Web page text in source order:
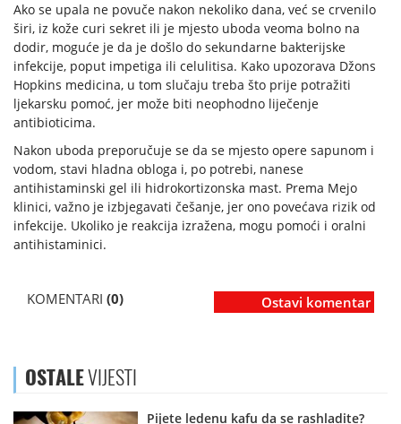
Ako se upala ne povuče nakon nekoliko dana, već se crvenilo
širi, iz kože curi sekret ili je mjesto uboda veoma bolno na
dodir, moguće je da je došlo do sekundarne bakterijske
infekcije, poput impetiga ili celulitisa. Kako upozorava Džons
Hopkins medicina, u tom slučaju treba što prije potražiti
ljekarsku pomoć, jer može biti neophodno liječenje
antibioticima.
Nakon uboda preporučuje se da se mjesto opere sapunom i
vodom, stavi hladna obloga i, po potrebi, nanese
antihistaminski gel ili hidrokortizonska mast. Prema Mejo
klinici, važno je izbjegavati češanje, jer ono povećava rizik od
infekcije. Ukoliko je reakcija izražena, mogu pomoći i oralni
antihistaminici.
KOMENTARI (0) Ostavi komentar
OSTALEVIJESTI
Pijete ledenu kafu da se rashladite?